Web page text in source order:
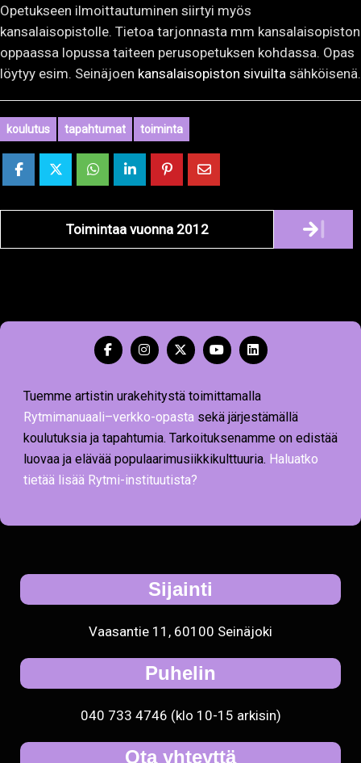
Opetukseen ilmoittautuminen siirtyi myös
kansalaisopistolle. Tietoa tarjonnasta mm kansalaisopiston
oppaassa lopussa taiteen perusopetuksen kohdassa. Opas
löytyy esim. Seinäjoen kansalaisopiston sivuilta sähköisenä.
koulutus tapahtumat toiminta
Artikkelien
navigointi
Toimintaa vuonna 2012
Tuemme artistin urakehitystä toimittamalla
Rytmimanuaali–verkko-opasta sekä järjestämällä
koulutuksia ja tapahtumia. Tarkoituksenamme on edistää
luovaa ja elävää populaarimusiikkikulttuuria. Haluatko
tietää lisää Rytmi-instituutista?
Sijainti
Vaasantie 11, 60100 Seinäjoki
Puhelin
040 733 4746 (klo 10-15 arkisin)
Ota yhteyttä